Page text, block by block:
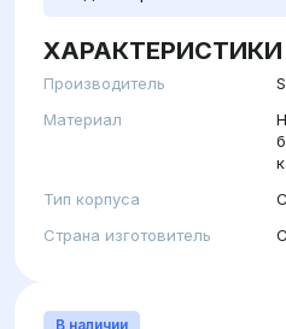
ХАРАКТЕРИСТИКИ
Производитель
Материал
Тип корпуса
Страна изготовитель
В наличии